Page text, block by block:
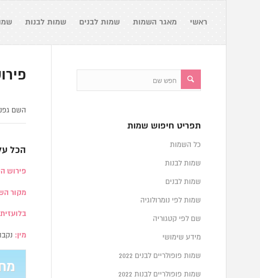
ראשי מאגר השמות שמות לבנים שמות לבנות
השם
הכל
פירוש
מקור
מין:
תפריט חיפוש שמות
כל השמות
שמות לבנות
שמות לבנים
שמות לפי נומרולוגיה
שם לפי קטגוריה
מידע שימושי
שמות פופולריים לבנים 2022
שמות פופולריים לבנות 2022